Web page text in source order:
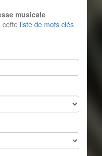
musicale
cette liste de mots clés